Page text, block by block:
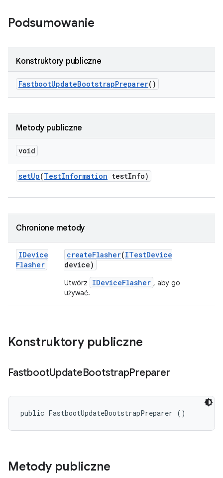
Podsumowanie
Konstruktory publiczne
FastbootUpdateBootstrapPreparer()
Metody publiczne
void
setUp(TestInformation testInfo)
Chronione metody
IDevice
Flasher
createFlasher(ITestDevice
device)
Utwórz IDeviceFlasher , aby go
używać.
Konstruktory publiczne
FastbootUpdateBootstrapPreparer
public FastbootUpdateBootstrapPreparer ()
Metody publiczne